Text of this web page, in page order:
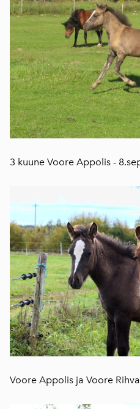
3 kuune Voore Appolis -
Voore Appolis ja Voore